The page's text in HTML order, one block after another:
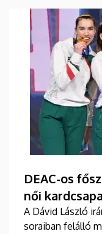
DEAC-os
női
A Dávid László
soraiban felálló